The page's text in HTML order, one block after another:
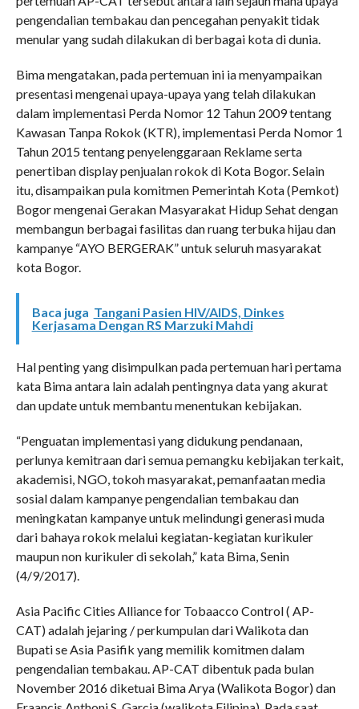
pengendalian tembakau dan pencegahan penyakit tidak
menular yang sudah dilakukan di berbagai kota di dunia.
Bima mengatakan, pada pertemuan ini ia menyampaikan
presentasi mengenai upaya-upaya yang telah dilakukan
dalam implementasi Perda Nomor 12 Tahun 2009 tentang
Kawasan Tanpa Rokok (KTR), implementasi Perda Nomor 1
Tahun 2015 tentang penyelenggaraan Reklame serta
penertiban display penjualan rokok di Kota Bogor. Selain
itu, disampaikan pula komitmen Pemerintah Kota (Pemkot)
Bogor mengenai Gerakan Masyarakat Hidup Sehat dengan
membangun berbagai fasilitas dan ruang terbuka hijau dan
kampanye “AYO BERGERAK” untuk seluruh masyarakat
kota Bogor.
Baca juga Tangani Pasien HIV/AIDS, Dinkes
Kerjasama Dengan RS Marzuki Mahdi
Hal penting yang disimpulkan pada pertemuan hari pertama
kata Bima antara lain adalah pentingnya data yang akurat
dan update untuk membantu menentukan kebijakan.
“Penguatan implementasi yang didukung pendanaan,
perlunya kemitraan dari semua pemangku kebijakan terkait,
akademisi, NGO, tokoh masyarakat, pemanfaatan media
sosial dalam kampanye pengendalian tembakau dan
meningkatan kampanye untuk melindungi generasi muda
dari bahaya rokok melalui kegiatan-kegiatan kurikuler
maupun non kurikuler di sekolah,” kata Bima, Senin
(4/9/2017).
Asia Pacific Cities Alliance for Tobaacco Control ( AP-
CAT) adalah jejaring / perkumpulan dari Walikota dan
Bupati se Asia Pasifik yang memilik komitmen dalam
pengendalian tembakau. AP-CAT dibentuk pada bulan
November 2016 diketuai Bima Arya (Walikota Bogor) dan